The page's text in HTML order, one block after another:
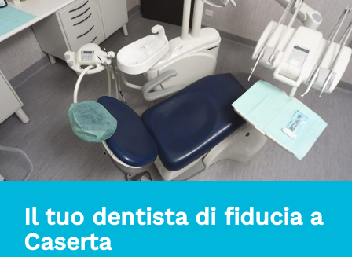
Il tuo dentista di fiducia a
Caserta